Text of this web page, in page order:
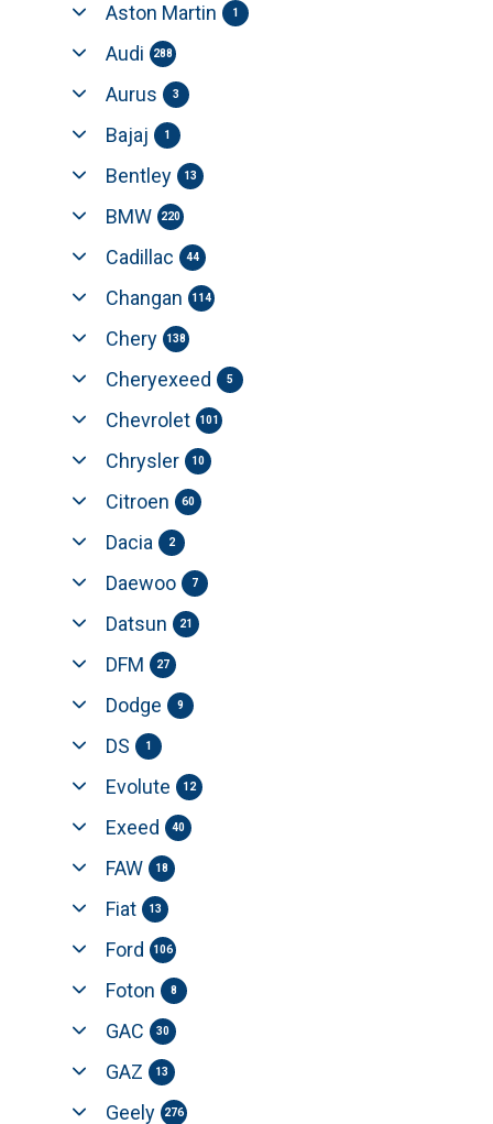
Aston Martin 1
Audi 288
Aurus 3
Bajaj 1
Bentley 13
BMW 220
Cadillac 44
Changan 114
Chery 138
Cheryexeed 5
Chevrolet 101
Chrysler 10
Citroen 60
Dacia 2
Daewoo 7
Datsun 21
DFM 27
Dodge 9
DS 1
Evolute 12
Exeed 40
FAW 18
Fiat 13
Ford 106
Foton 8
GAC 30
GAZ 13
Geely 276